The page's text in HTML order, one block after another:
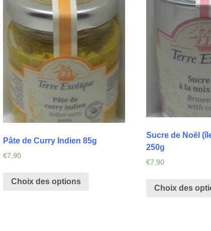
Pâte de Curry Indien 85g
€7,90
Choix des options
Sucre de Noël
250g
€7,90
Choix des